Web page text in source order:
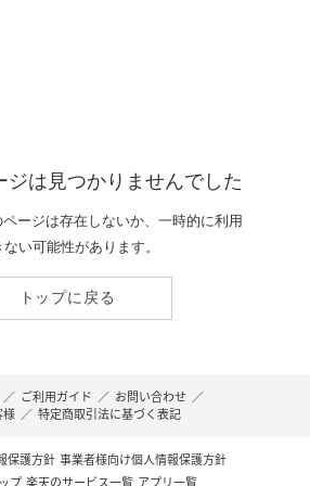
ジは見つかりませんでした
ージは存在しないか、一時的に利用
い可能性があります。
トップに戻る
／ ご利用ガイド ／ お問い合わせ ／
／ 特定商取引法に基づく表記
保護方針 事業者様向け個人情報保護方針
プ 楽天のサービス一覧 アプリ一覧